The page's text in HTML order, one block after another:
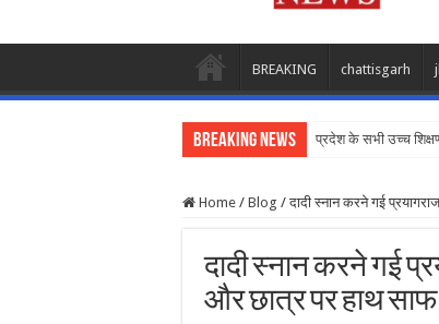
BREAKING chattisgarh
Breaking News प्रदेश के सभी उच्च शिक्षण
Home / Blog / दादी स्नान करने गई
दादी स्नान करने गई
और छात्र पर हाथ साफ